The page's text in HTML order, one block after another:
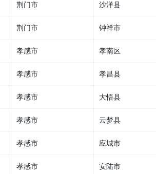
荆门市 沙洋县
荆门市 钟祥市
孝感市 孝南区
孝感市 孝昌县
孝感市 大悟县
孝感市 云梦县
孝感市 应城市
孝感市 安陆市